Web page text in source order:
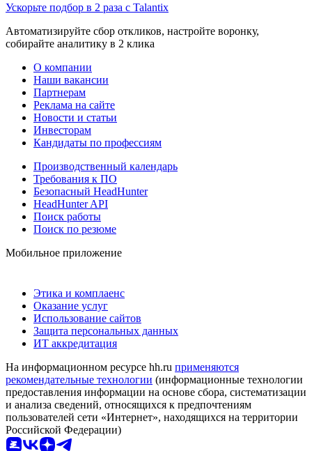
Ускорьте подбор в 2 раза с Talantix
Автоматизируйте сбор откликов, настройте воронку,
собирайте аналитику в 2 клика
О компании
Наши вакансии
Партнерам
Реклама на сайте
Новости и статьи
Инвесторам
Кандидаты по профессиям
Производственный календарь
Требования к ПО
Безопасный HeadHunter
HeadHunter API
Поиск работы
Поиск по резюме
Мобильное приложение
Этика и комплаенс
Оказание услуг
Использование сайтов
Защита персональных данных
ИТ аккредитация
На информационном ресурсе hh.ru применяются
рекомендательные технологии (информационные технологии
предоставления информации на основе сбора, систематизации
и анализа сведений, относящихся к предпочтениям
пользователей сети «Интернет», находящихся на территории
Российской Федерации)